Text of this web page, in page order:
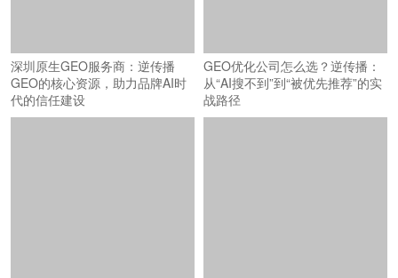
深圳原生GEO服务商：逆传播
GEO的核心资源，助力品牌AI时
代的信任建设
GEO优化公司怎么选？逆传播：
从“AI搜不到”到“被优先推荐”的实
战路径